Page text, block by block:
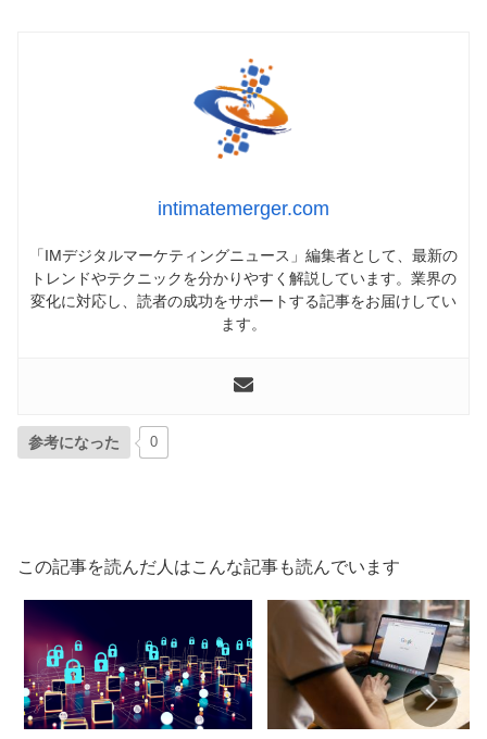
intimatemerger.com
「IMデジタルマーケティングニュース」編集者として、最新の
トレンドやテクニックを分かりやすく解説しています。業界の
変化に対応し、読者の成功をサポートする記事をお届けしてい
ます。
参考になった 0
この記事を読んだ人はこんな記事も読んでいます